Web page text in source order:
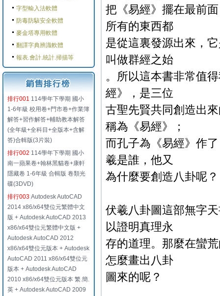
字型輸入法軟體
防毒防駭安全軟體
麥金塔專用軟體
翻譯字典辨識軟體
報表.會計.統計.掃描等
排行001 114學年下學期 國小
1-6年級 校用卷+門市卷+作業簿
解答+習作解答+輔助教本解答
(全年級+全科目+全版本+含解
答)合輯版(3片裝)
排行002 114學年下學期 國小
南一蘋果卷+翰林黑貓卷+康軒
隱藏卷 1-6年級 合輯版 卷類光
碟(3DVD)
排行003 Autodesk AutoCAD
2014 x86/x64雙位元繁體中文
版 + Autodesk AutoCAD 2013
x86/x64雙位元繁體中文版 +
Autodesk AutoCAD 2012
x86/x64雙位元版本 + Autodesk
AutoCAD 2011 x86/x64雙位元
版本 + Autodesk AutoCAD
2010 x86/x64雙位元版本 繁.簡.
英 + Autodesk AutoCAD 2009
把《易經》擺在最前
所有的東西都
是從這裏發源出來，
叫做群經之始
。所以這本書非常值
經》，是三位
古聖先賢共同創造出
稱為《易經》；
而孔子為《易經》作
羲是誰，他又
為什麼要創造八卦呢？
伏羲八卦圖這部無字
以證明真理永
存的道理。那麼在蠻
怎麼畫出八卦
圖來的呢？